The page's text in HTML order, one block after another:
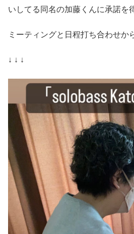
いしてる同名の加藤くんに承諾を
ミーティングと日程打ち合わせか
↓ ↓ ↓